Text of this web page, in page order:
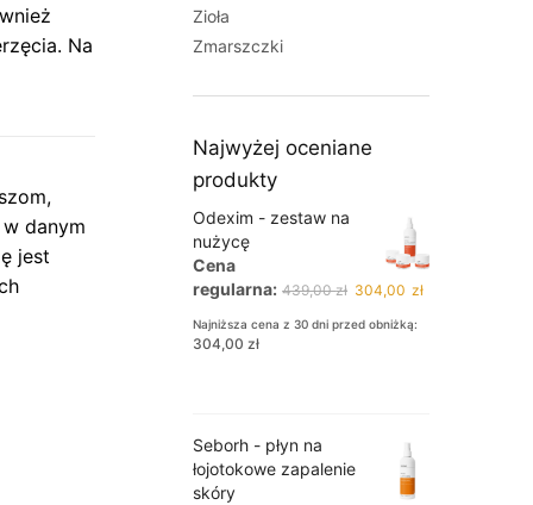
Na
danym
jest
Zioła
Zmarszczki
Najwyżej oceniane
produkty
Odexim - zestaw na
nużycę
Cena
regularna: 439,00zł Pierwotna
wynosiła:
304,00 złAktualna
Najniższa cena z 30 dni przed obniżką:
304,00zł
Seborh - płyn na
łojotokowe zapalenie
skóry